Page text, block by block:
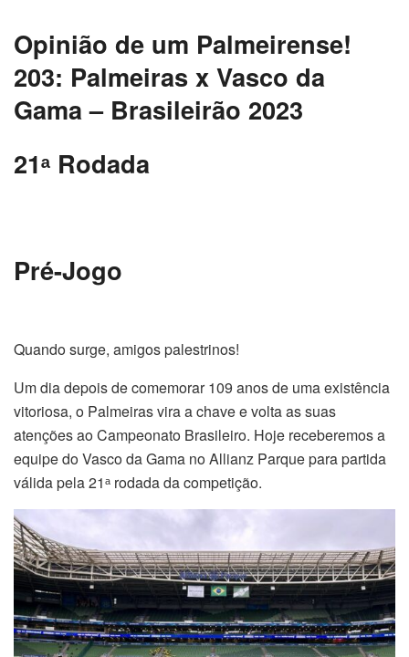
Opinião de um Palmeirense!
203: Palmeiras x Vasco da
Gama – Brasileirão 2023
21ᵃ Rodada
Pré-Jogo
Quando surge, amigos palestrinos!
Um dia depois de comemorar 109 anos de uma existência
vitoriosa, o Palmeiras vira a chave e volta as suas
atenções ao Campeonato Brasileiro. Hoje receberemos a
equipe do Vasco da Gama no Allianz Parque para partida
válida pela 21ᵃ rodada da competição.